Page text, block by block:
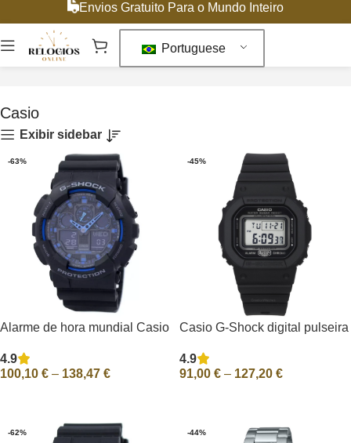
Envios Gratuito Para o Mundo Inteiro
Portuguese
Casio
Casio
Exibir sidebar
-63%
Alarme de hora mundial Casio
GA-100
4.9
100,10 € – 138,47 €
-45%
Casio G-Shock digital pulseira
preto quartzo GMD-S5600BA-
1 200M relógio feminino
4.9
91,00 € – 127,20 €
-62% -44%